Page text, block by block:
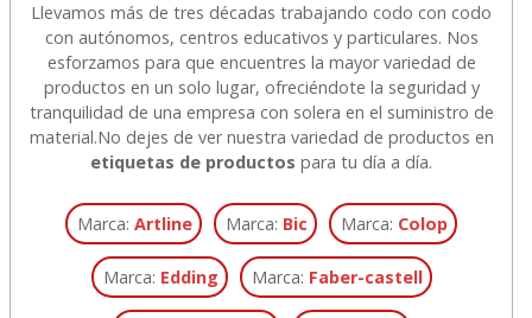
Llevamos más de tres décadas trabajando codo con codo
con autónomos, centros educativos y particulares. Nos
esforzamos para que encuentres la mayor variedad de
productos en un solo lugar, ofreciéndote la seguridad y
tranquilidad de una empresa con solera en el suministro de
material.No dejes de ver nuestra variedad de productos en
etiquetas de productos para tu día a día.
Marca:Artline Marca: Bic Marca: Colop
Marca: Edding Marca: Faber-castell